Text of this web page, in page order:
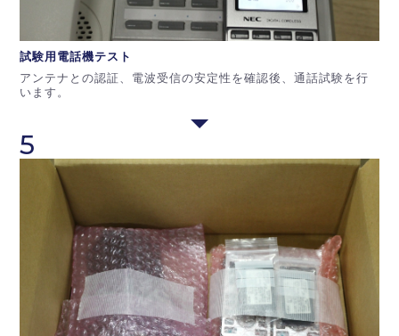
試験用電話機テスト
アンテナとの認証、電波受信の安定性を確認後、通話試験を行
います。
5